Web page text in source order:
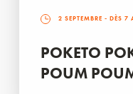
2 SEPTEMBRE - DÈS 7
POKETO
POUM